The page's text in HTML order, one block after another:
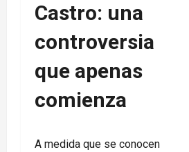
Castro: una
controversia
que apenas
comienza
A medida que se conocen